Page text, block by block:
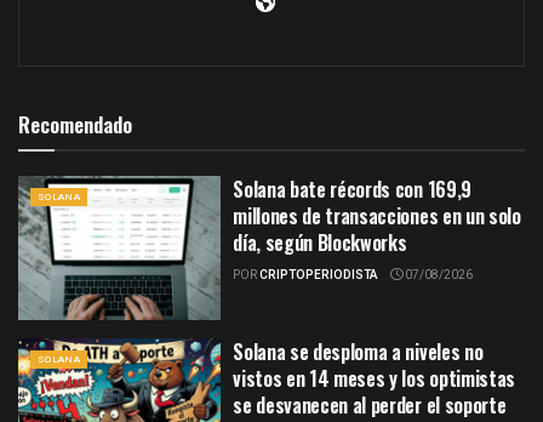
Recomendado
SOLANA
Solana bate récords con 169,9
millones de transacciones en un solo
día, según Blockworks
PORCRIPTOPERIODISTA 07/08/2026
SOLANA
Solana se desploma a niveles no
vistos en 14 meses y los optimistas
se desvanecen al perder el soporte